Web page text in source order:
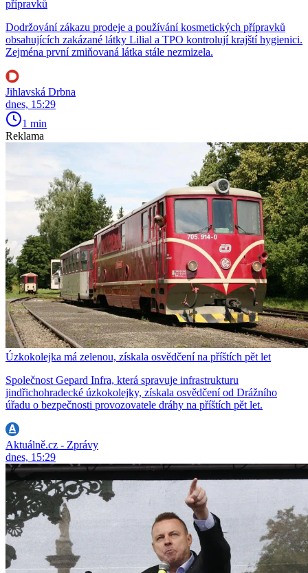
přípravků
Dodržování zákazu prodeje a používání kosmetických přípravků
obsahujících zakázané látky Lilial a TPO kontrolují krajští hygienici.
Zejména první zmiňovaná látka stále nezmizela.
Jihlavská Drbna
dnes, 15:29
1 min
Reklama
Úzkokolejka má zelenou, získala osvědčení na příštích pět let
Společnost Gepard Infra, která spravuje infrastrukturu
jindřichohradecké úzkokolejky, získala osvědčení od Drážního
úřadu o bezpečnosti provozovatele dráhy na příštích pět let.
Aktuálně.cz - Zprávy
dnes, 15:29